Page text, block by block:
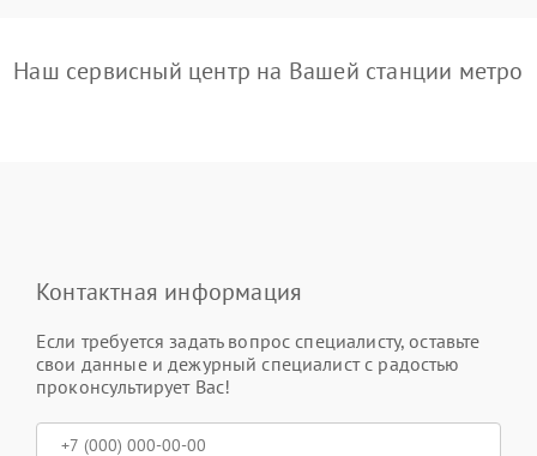
Наш сервисный центр на Вашей станции метро
Контактная информация
Если требуется задать вопрос специалисту, оставьте
свои данные и дежурный специалист с радостью
проконсультирует Вас!